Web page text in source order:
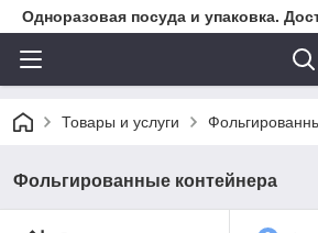
Одноразовая посуда и упаковка.
Товары и услуги
Фольгированные контейнера